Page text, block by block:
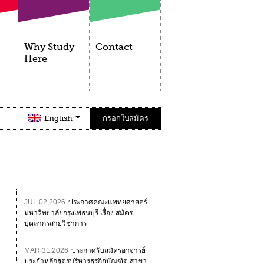
Why Study
Here
Contact
English กรอกใบสมัคร
JUL 02,2026 ประกาศคณะแพทยศาสตร์
มหาวิทยาลัยกรุงเพธนบุรี เรื่อง สมัคร
บุคลากรสายวิชาการ
MAR 31,2026 ประกาศรับสมัครอาจารย์
ประจำหลักสูตรบริหารธุรกิจบัณฑิต สาขา